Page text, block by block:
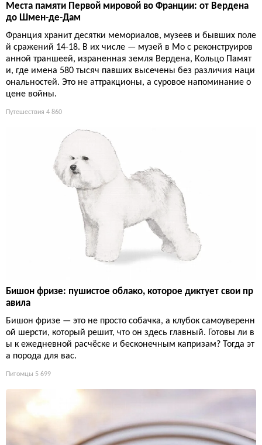
Места памяти Первой мировой во Франции: от Вердена
до Шмен-де-Дам
Франция хранит десятки мемориалов, музеев и бывших поле
й сражений 14-18. В их числе — музей в Мо с реконструиров
анной траншеей, израненная земля Вердена, Кольцо Памят
и, где имена 580 тысяч павших высечены без различия наци
ональностей. Это не аттракционы, а суровое напоминание о
цене войны.
Путешествия 4 860
Бишон фризе: пушистое облако, которое диктует свои пр
авила
Бишон фризе — это не просто собачка, а клубок самоуверенн
ой шерсти, который решит, что он здесь главный. Готовы ли в
ы к ежедневной расчёске и бесконечным капризам? Тогда эт
а порода для вас.
Питомцы 5 699